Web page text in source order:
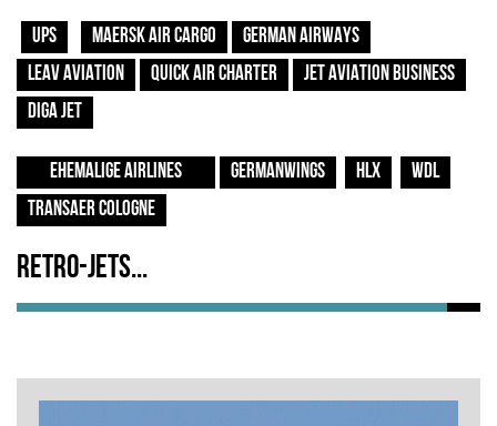
UPS MAERSK AIR CARGO
GERMAN AIRWAYS
LEAV AVIATION
QUICK AIR CHARTER
JET AVIATION BUSINESS
DIGA JET
EHEMALIGE AIRLINES GERMANWINGS HLX
WDL
TRANSAER COLOGNE
Retro-jets...